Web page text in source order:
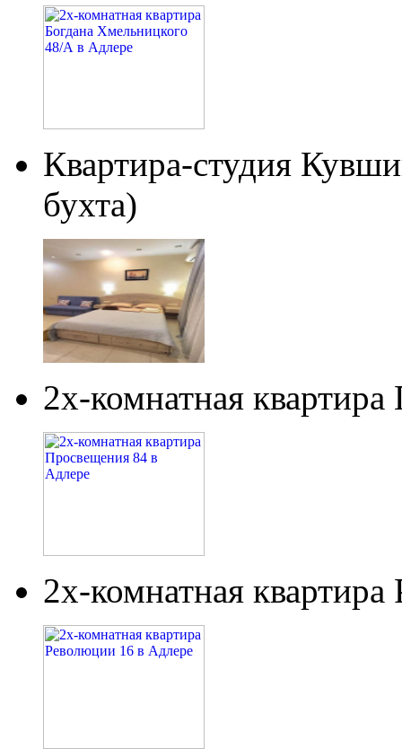
Квартира-студия
бухта)
2х-комнатная
2х-комнатная